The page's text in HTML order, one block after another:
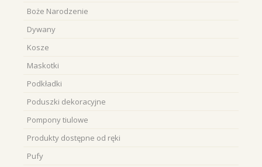
Boże Narodzenie
Dywany
Kosze
Maskotki
Podkładki
Poduszki dekoracyjne
Pompony tiulowe
Produkty dostępne od ręki
Pufy